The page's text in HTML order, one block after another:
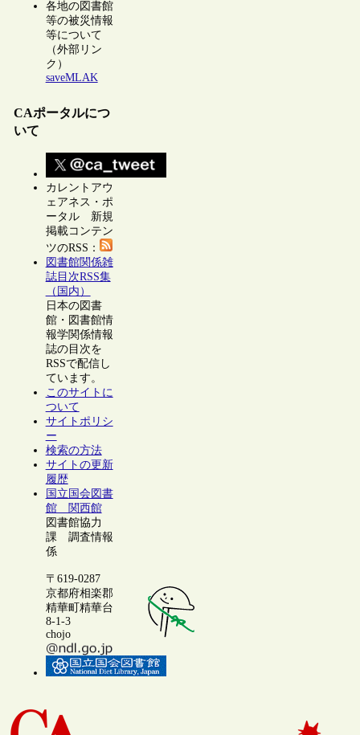
各地の図書館
等の被災情報
等について
（外部リン
ク）
saveMLAK
CAポータルにつ
いて
カレントアウ
ェアネス・ポ
ータル 新規
掲載コンテン
ツのRSS：
図書館関係雑
誌目次RSS集
（国内）
日本の図書
館・図書館情
報学関係情報
誌の目次を
RSSで配信し
ています。
このサイトに
ついて
サイトポリシ
ー
検索の方法
サイトの更新
履歴
国立国会図書
館 関西館
図書館協力
課 調査情報
係
〒619-0287
京都府相楽郡
精華町精華台
8-1-3
chojo